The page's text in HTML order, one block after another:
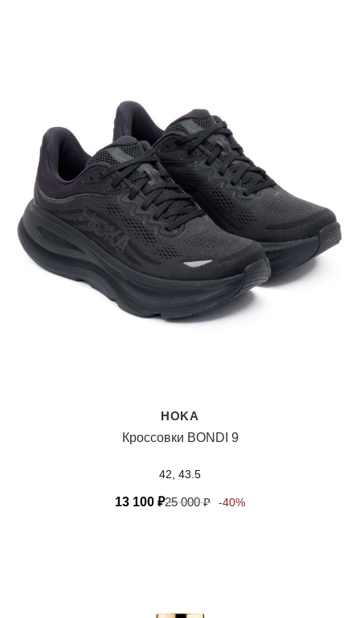
HOKA
Кроссовки BONDI 9
42, 43.5
13 100 ₽25 000₽ -40%